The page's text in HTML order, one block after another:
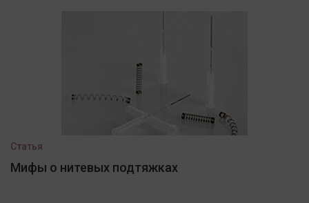
Статья
Мифы о нитевых подтяжках